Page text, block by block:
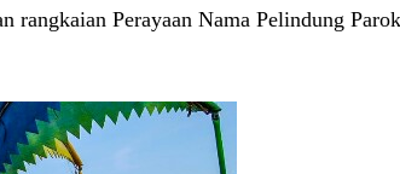
rangkaian Perayaan Nama Pelindung